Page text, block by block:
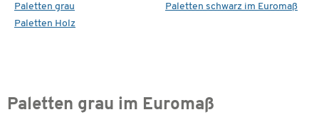
Paletten grau
Paletten Holz
Paletten schwarz im Euromaß
Paletten grau im Euromaß